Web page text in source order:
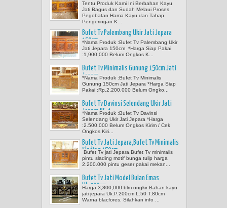
Tentu Produk Kami Ini Berbahan Kayu
Jati Bagus dan Sudah Melaui Proses
Pegobatan Hama Kayu dan Tahap
Pengeringan K...
Bufet Tv Palembang Ukir Jati Jepara
150cm
*Nama Produk :Bufet Tv Palembang Ukir
Jati Jepara 150cm *Harga Siap Pakai
:1,900,000 Belum Ongkos K...
Bufet Tv Minimalis Gunung 150cm Jati
Jepara
*Nama Produk :Bufet Tv Minimalis
Gunung 150cm Jati Jepara *Harga Siap
Pakai :Rp.2,200,000 Belum Ongko...
Bufet Tv Davinsi Selendang Ukir Jati
Jepara BF-4
*Nama Produk :Bufet Tv Davinsi
Selendang Ukir Jati Jepara *Harga
:2.500.000 Belum Ongkos Kirim / Cek
Ongkos Kiri...
Bufet Tv Jati Jepara,Bufet Tv Minimalis
Slading 150cm
Bufet Tv jati Jepara,Bufet Tv minimalis
pintu slading motif bunga tulip harga
2.200.000 pintu geser pakai mekan...
Bufet Tv Jati Model Bulan Emas
Uk.200cm
Harga 3,800,000 blm ongkir Bahan kayu
jati jepara Uk.P.200cm L.50 T.80cm
Warna blacfores. Silahkan info ...